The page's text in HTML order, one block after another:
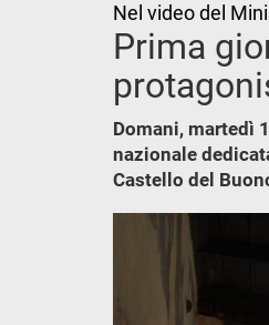
Nel video del
Prima
Domani, martedì
nazionale
Castello del